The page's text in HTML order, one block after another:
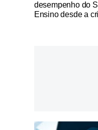
desempenho do
Ensino desde a